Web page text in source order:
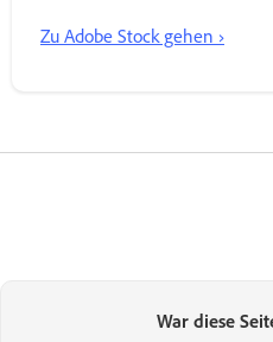
Zu Adobe Stock gehen ›
War diese